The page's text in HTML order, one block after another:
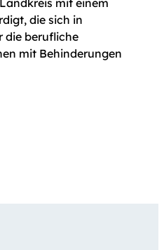
die sich in
die berufliche
mit Behinderungen